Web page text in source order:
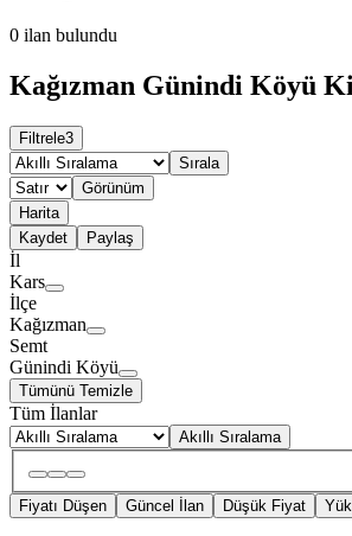
0 ilan bulundu
Kağızman Günindi Köyü
Filtrele3
Sırala
Görünüm
Harita
Kaydet
Paylaş
İl
Kars
İlçe
Kağızman
Semt
Günindi Köyü
Tümünü Temizle
Tüm İlanlar
Akıllı Sıralama
Fiyatı Düşen Güncel İlan Düşük Fiyat